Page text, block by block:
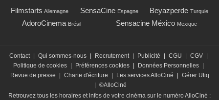
Filmstarts Allemagne SensaCine Espagne Beyazperde Turquie
AdoroCinema Brésil Sensacine México Mexique
Contact Qui sommes-nous Recrutement Publicité CGU CGV
Politique de cookies
Préférences cookies Données Personnelles
Revue de presse
Charte d'écriture Les services AlloCiné
Gérer Utiq
©AlloCiné
Retrouvez tous les horaires et infos de votre cinéma sur le numéro AlloCiné :